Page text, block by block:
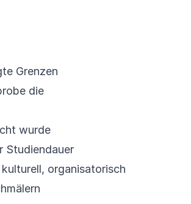
Grenzen
die
wurde
Studiendauer
organisatorisch